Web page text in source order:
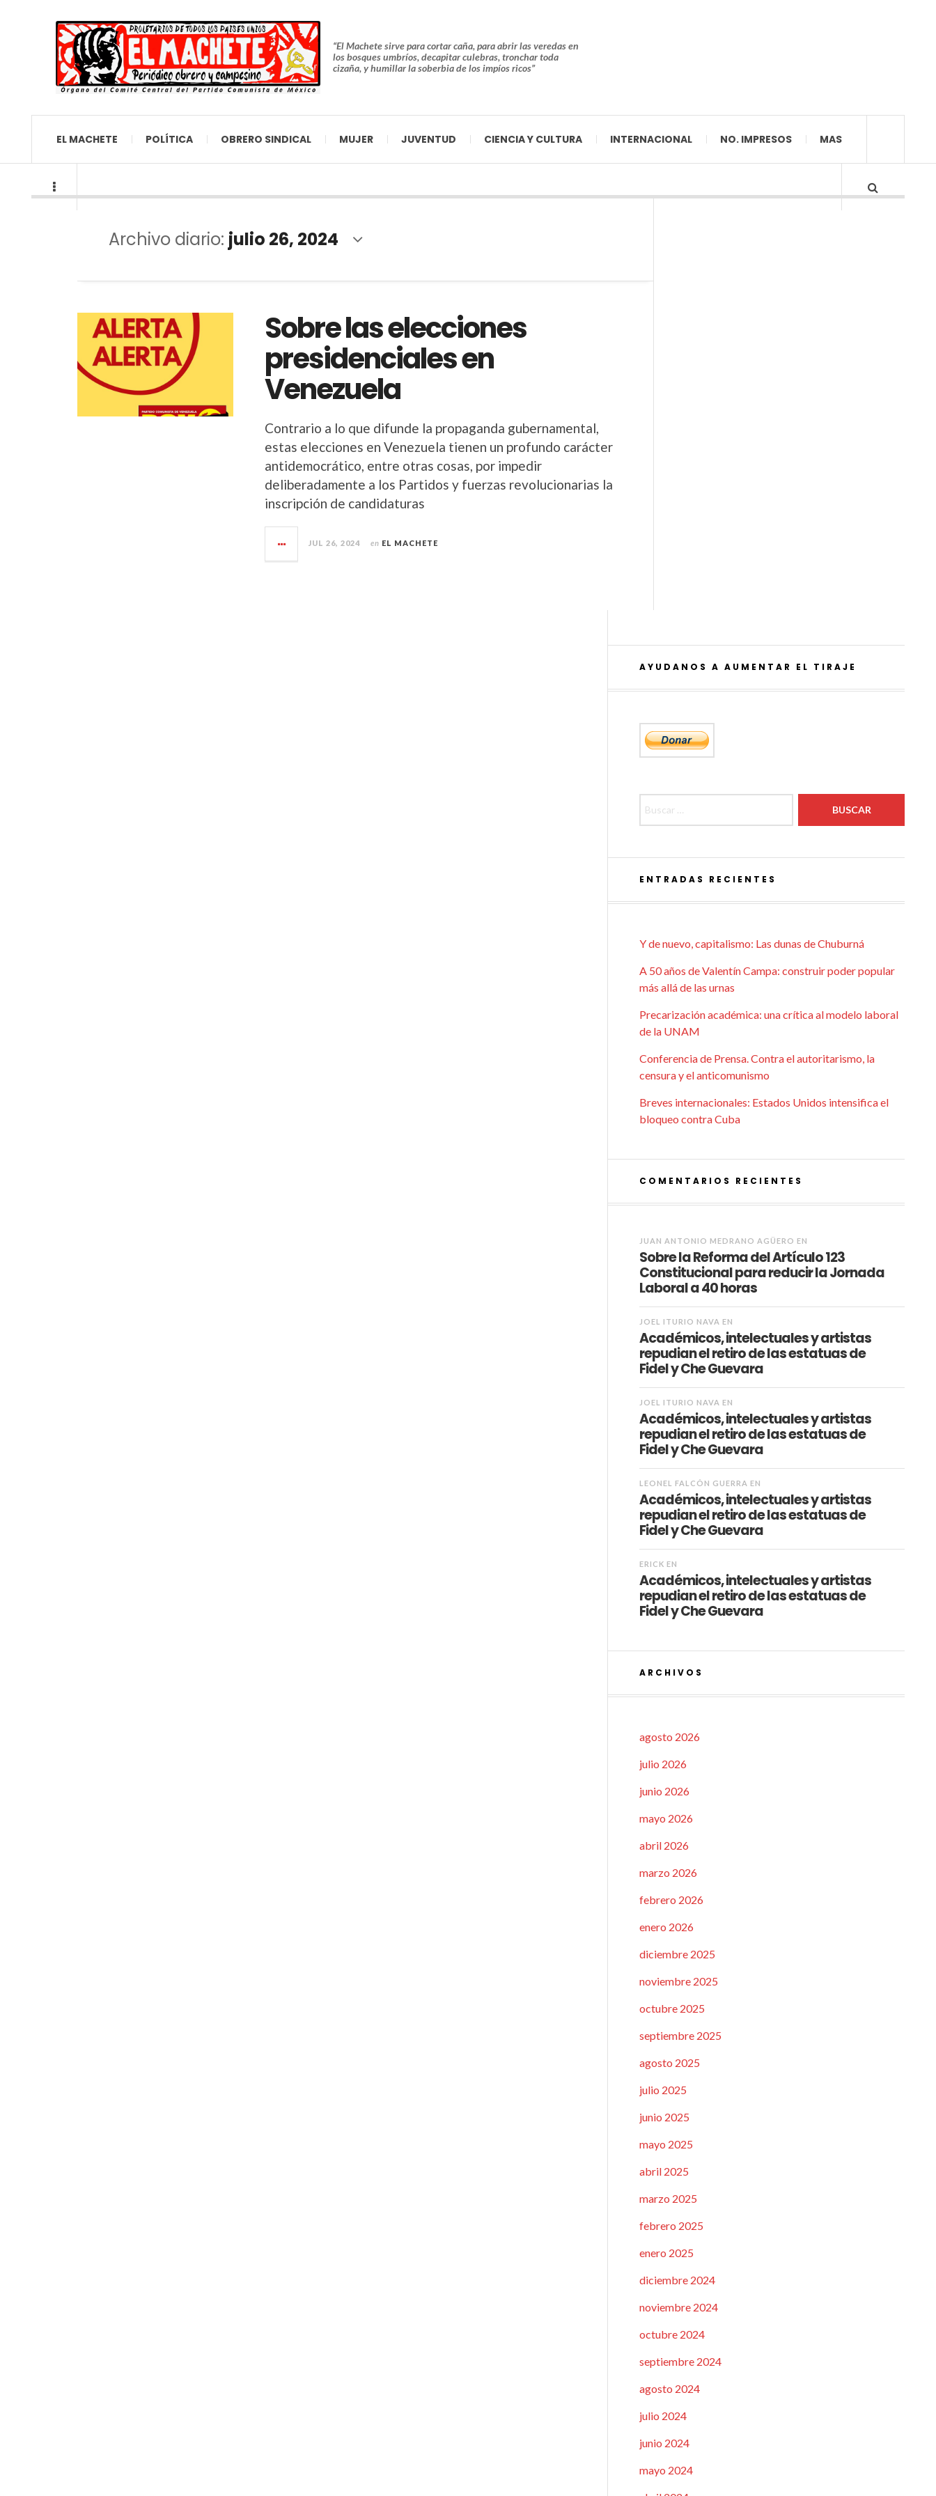
“El Machete sirve para cortar caña, para abrir las veredas en
los bosques umbríos, decapitar culebras, tronchar toda
cizaña, y humillar la soberbia de los impíos ricos”
EL MACHETE POLÍTICA OBRERO SINDICAL MUJER JUVENTUD CIENCIA Y CULTURA INTERNACIONAL NO. IMPRESOS MAS
Archivo diario: julio 26, 2024
Sobre las elecciones
presidenciales en
Venezuela
Contrario a lo que difunde la propaganda gubernamental,
estas elecciones en Venezuela tienen un profundo carácter
antidemocrático, entre otras cosas, por impedir
deliberadamente a los Partidos y fuerzas revolucionarias la
inscripción de candidaturas
JUL 26, 2024 en EL MACHETE
AYUDANOS A AUMENTAR EL TIRAJE
ENTRADAS RECIENTES
Y de nuevo, capitalismo: Las dunas de Chuburná
A 50 años de Valentín Campa: construir poder popular
más allá de las urnas
Precarización académica: una crítica al modelo laboral
de la UNAM
Conferencia de Prensa. Contra el autoritarismo, la
censura y el anticomunismo
Breves internacionales: Estados Unidos intensifica el
bloqueo contra Cuba
COMENTARIOS RECIENTES
JUAN ANTONIO MEDRANO AGÜERO EN
Sobre la Reforma del Artículo 123
Constitucional para reducir la Jornada
Laboral a 40 horas
JOEL ITURIO NAVA EN
Académicos, intelectuales y artistas
repudian el retiro de las estatuas de
Fidel y Che Guevara
JOEL ITURIO NAVA EN
Académicos, intelectuales y artistas
repudian el retiro de las estatuas de
Fidel y Che Guevara
LEONEL FALCÓN GUERRA EN
Académicos, intelectuales y artistas
repudian el retiro de las estatuas de
Fidel y Che Guevara
ERICK EN
Académicos, intelectuales y artistas
repudian el retiro de las estatuas de
Fidel y Che Guevara
ARCHIVOS
agosto 2026
julio 2026
junio 2026
mayo 2026
abril 2026
marzo 2026
febrero 2026
enero 2026
diciembre 2025
noviembre 2025
octubre 2025
septiembre 2025
agosto 2025
julio 2025
junio 2025
mayo 2025
abril 2025
marzo 2025
febrero 2025
enero 2025
diciembre 2024
noviembre 2024
octubre 2024
septiembre 2024
agosto 2024
julio 2024
junio 2024
mayo 2024